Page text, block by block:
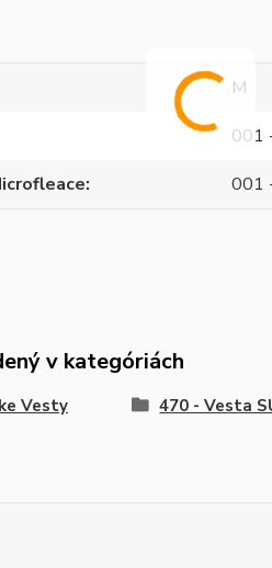
M
001
001
v kategóriách
Vesty 470 - Vesta